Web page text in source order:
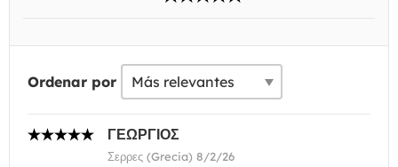
Ordenar por
ΓΕΩΡΓΙΟΣ
Σερρες (Grecia) 8/2/26